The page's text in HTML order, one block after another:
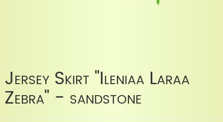
Jersey Skirt "Ileniaa Laraa
Zebra" - sandstone